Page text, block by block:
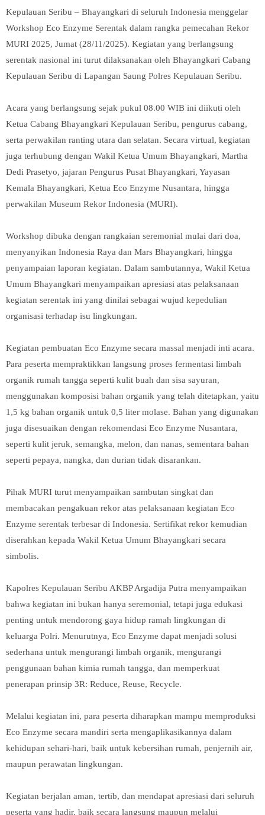
Kepulauan Seribu – Bhayangkari di seluruh Indonesia menggelar
Workshop Eco Enzyme Serentak dalam rangka pemecahan Rekor
MURI 2025, Jumat (28/11/2025). Kegiatan yang berlangsung
serentak nasional ini turut dilaksanakan oleh Bhayangkari Cabang
Kepulauan Seribu di Lapangan Saung Polres Kepulauan Seribu.
Acara yang berlangsung sejak pukul 08.00 WIB ini diikuti oleh
Ketua Cabang Bhayangkari Kepulauan Seribu, pengurus cabang,
serta perwakilan ranting utara dan selatan. Secara virtual, kegiatan
juga terhubung dengan Wakil Ketua Umum Bhayangkari, Martha
Dedi Prasetyo, jajaran Pengurus Pusat Bhayangkari, Yayasan
Kemala Bhayangkari, Ketua Eco Enzyme Nusantara, hingga
perwakilan Museum Rekor Indonesia (MURI).
Workshop dibuka dengan rangkaian seremonial mulai dari doa,
menyanyikan Indonesia Raya dan Mars Bhayangkari, hingga
penyampaian laporan kegiatan. Dalam sambutannya, Wakil Ketua
Umum Bhayangkari menyampaikan apresiasi atas pelaksanaan
kegiatan serentak ini yang dinilai sebagai wujud kepedulian
organisasi terhadap isu lingkungan.
Kegiatan pembuatan Eco Enzyme secara massal menjadi inti acara.
Para peserta mempraktikkan langsung proses fermentasi limbah
organik rumah tangga seperti kulit buah dan sisa sayuran,
menggunakan komposisi bahan organik yang telah ditetapkan, yaitu
1,5 kg bahan organik untuk 0,5 liter molase. Bahan yang digunakan
juga disesuaikan dengan rekomendasi Eco Enzyme Nusantara,
seperti kulit jeruk, semangka, melon, dan nanas, sementara bahan
seperti pepaya, nangka, dan durian tidak disarankan.
Pihak MURI turut menyampaikan sambutan singkat dan
membacakan pengakuan rekor atas pelaksanaan kegiatan Eco
Enzyme serentak terbesar di Indonesia. Sertifikat rekor kemudian
diserahkan kepada Wakil Ketua Umum Bhayangkari secara
simbolis.
Kapolres Kepulauan Seribu AKBP Argadija Putra menyampaikan
bahwa kegiatan ini bukan hanya seremonial, tetapi juga edukasi
penting untuk mendorong gaya hidup ramah lingkungan di
keluarga Polri. Menurutnya, Eco Enzyme dapat menjadi solusi
sederhana untuk mengurangi limbah organik, mengurangi
penggunaan bahan kimia rumah tangga, dan memperkuat
penerapan prinsip 3R: Reduce, Reuse, Recycle.
Melalui kegiatan ini, para peserta diharapkan mampu memproduksi
Eco Enzyme secara mandiri serta mengaplikasikannya dalam
kehidupan sehari-hari, baik untuk kebersihan rumah, penjernih air,
maupun perawatan lingkungan.
Kegiatan berjalan aman, tertib, dan mendapat apresiasi dari seluruh
peserta yang hadir, baik secara langsung maupun melalui